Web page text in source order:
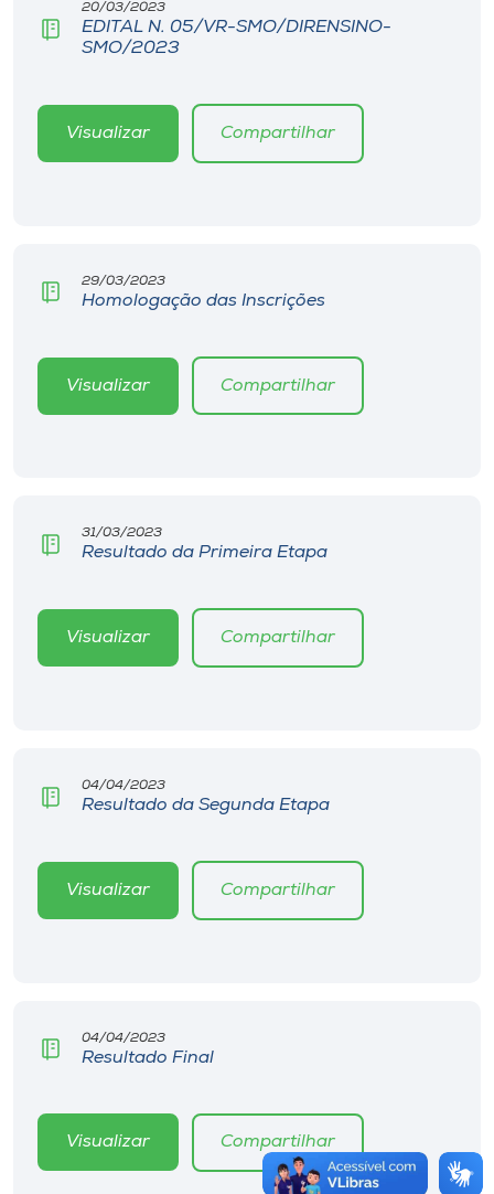
Biblioteca
Rádio
Unoesc
Selecione
20/03/2023
EDITAL N. 05/VR-SMO/DIRENSINO-
SMO/2023
Visualizar Compartilhar
29/03/2023
Homologação das Inscrições
Visualizar Compartilhar
31/03/2023
Resultado da Primeira Etapa
Visualizar Compartilhar
04/04/2023
Resultado da Segunda Etapa
Visualizar Compartilhar
04/04/2023
Resultado Final
Visualizar Compartilhar